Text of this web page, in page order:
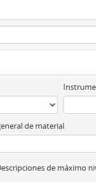
de material
de máximo